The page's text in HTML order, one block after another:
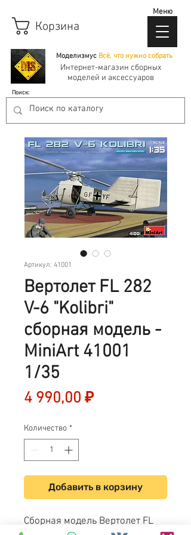
Моделизмус Всё, что нужно собрать
Корзина
Интернет-магазин сборных
моделей и аксессуаров
Поиск:
Меню
Артикул: 41001
Вертолет FL 282
V-6 "Kolibri"
сборная модель -
MiniArt 41001
1/35
4 990,00 ₽Цена
Количество *
Добавить в корзину
Сборная модель Вертолет FL